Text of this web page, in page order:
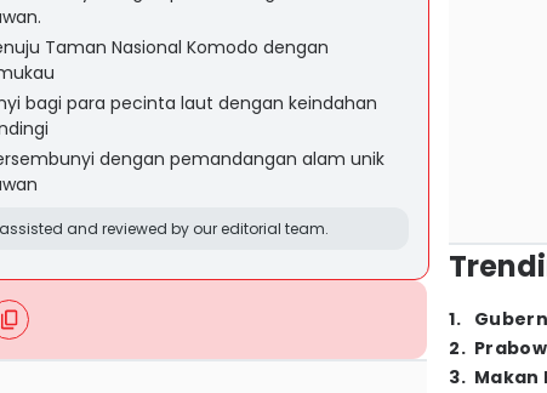
Taman Nasional Komodo dengan
bagi para pecinta laut dengan keindahan
dengan pemandangan alam unik
and reviewed by our editorial team.
1.
2.
3. Makan